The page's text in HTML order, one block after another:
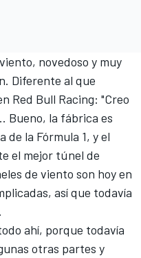
novedoso y muy
Diferente al que
Red Bull Racing: "Creo
Bueno, la fábrica es
la Fórmula 1, y el
el mejor túnel de
de viento son hoy en
así que todavía
ahí, porque todavía
otras partes y